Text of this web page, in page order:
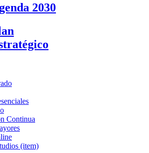
2030
Continua
(item)